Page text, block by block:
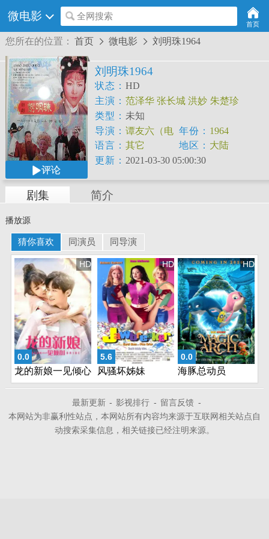
微电影 全网搜索
首页
您所在的位置： 首页  微电影  刘明珠1964
评论
刘明珠1964
状态： HD
主演： 范泽华 张长城 洪妙 朱楚珍
类型： 未知
导演： 谭友六（电
影导演） 吴峰（戏
曲导演）
年份： 1964
语言： 其它 地区： 大陆
更新： 2021-03-30 05:00:30
剧集 简介
播放源
猜你喜欢 同演员 同导演
0.0
HD
龙的新娘一见倾心
5.6
HD
风骚坏姊妹
0.0
HD
海豚总动员
最新更新 - 影视排行 - 留言反馈 -
本网站为非赢利性站点，本网站所有内容均来源于互联网相关站点自
动搜索采集信息，相关链接已经注明来源。